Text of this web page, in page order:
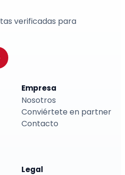
verificadas para
Empresa
Nosotros
Conviértete en partner
Contacto
Legal